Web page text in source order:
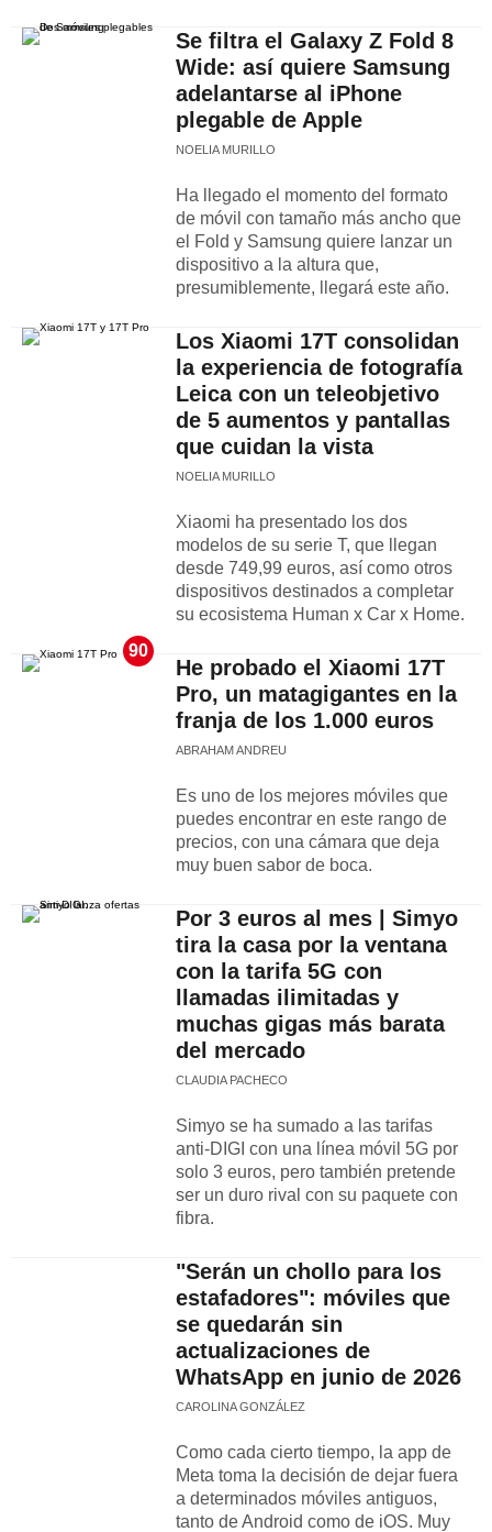
Se filtra el Galaxy Z Fold 8
Wide: así quiere Samsung
adelantarse al iPhone
plegable de Apple
NOELIA MURILLO
Ha llegado el momento del formato
de móvil con tamaño más ancho que
el Fold y Samsung quiere lanzar un
dispositivo a la altura que,
presumiblemente, llegará este año.
Los Xiaomi 17T consolidan
la experiencia de fotografía
Leica con un teleobjetivo
de 5 aumentos y pantallas
que cuidan la vista
NOELIA MURILLO
Xiaomi ha presentado los dos
modelos de su serie T, que llegan
desde 749,99 euros, así como otros
dispositivos destinados a completar
su ecosistema Human x Car x Home.
90
He probado el Xiaomi 17T
Pro, un matagigantes en la
franja de los 1.000 euros
ABRAHAM ANDREU
Es uno de los mejores móviles que
puedes encontrar en este rango de
precios, con una cámara que deja
muy buen sabor de boca.
Por 3 euros al mes | Simyo
tira la casa por la ventana
con la tarifa 5G con
llamadas ilimitadas y
muchas gigas más barata
del mercado
CLAUDIA PACHECO
Simyo se ha sumado a las tarifas
anti-DIGI con una línea móvil 5G por
solo 3 euros, pero también pretende
ser un duro rival con su paquete con
fibra.
"Serán un chollo para los
estafadores": móviles que
se quedarán sin
actualizaciones de
WhatsApp en junio de 2026
CAROLINA GONZÁLEZ
Como cada cierto tiempo, la app de
Meta toma la decisión de dejar fuera
a determinados móviles antiguos,
tanto de Android como de iOS. Muy